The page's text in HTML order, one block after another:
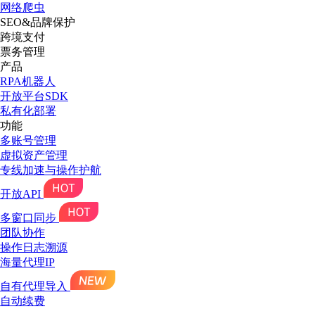
网络爬虫
SEO&品牌保护
跨境支付
票务管理
产品
RPA机器人
开放平台SDK
私有化部署
功能
多账号管理
虚拟资产管理
专线加速与操作护航
开放API
多窗口同步
团队协作
操作日志溯源
海量代理IP
自有代理导入
自动续费